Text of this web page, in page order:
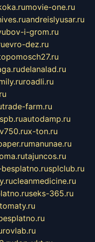
movie-one.ru
andreislyusar.ru
i-grom.ru
evro-dez.ru
delanalad.ru
roadli.ru
trade-farm.ru
autodamp.ru
x-ton.ru
manunae.ru
tajuncos.ru
splclub.ru
cleanmedicine.ru
seks-365.ru